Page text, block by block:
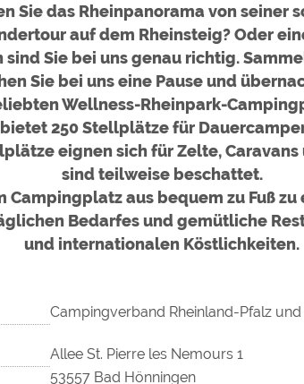
Sie das Rheinpanorama von seiner
auf dem Rheinsteig? Oder
sind Sie bei uns genau richtig.
Sie bei uns eine Pause und
Wellness-Rheinpark-
250 Stellplätze für
eignen sich für Zelte,
sind teilweise beschattet.
Campingplatz aus bequem zu Fuß
Bedarfes und gemütliche
und internationalen Köstlichkeiten.
Campingverband Rheinland-Pfalz und
Allee St. Pierre les Nemours 1
53557 Bad Hönningen